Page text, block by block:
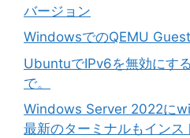
バージョン
WindowsでのQEMU
UbuntuでIPv6を無効にす
で。
Windows Server 2022に
最新のターミナルもインス